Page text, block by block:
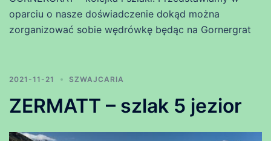
oparciu o nasze doświadczenie dokąd można
zorganizować sobie wędrówkę będąc na Gornergrat
2021-11-21 SZWAJCARIA
ZERMATT – szlak 5 jezior